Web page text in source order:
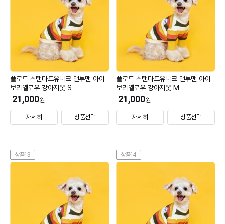
플로트 스탠다드유니크 맨투맨 아이
보리옐로우 강아지옷 S
21,000원
자세히 상품선택
플로트 스탠다드유니크 맨투맨 아이
보리옐로우 강아지옷 M
21,000원
자세히 상품선택
상품13 상품14